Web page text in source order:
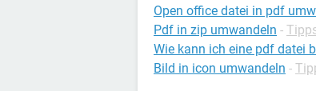
Open office datei in pdf
Pdf in zip umwandeln -
Wie kann ich eine pdf datei
Bild in icon umwandeln -